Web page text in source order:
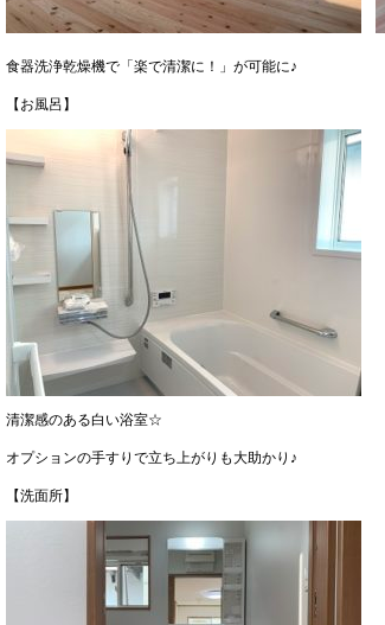
食器洗浄乾燥機で「楽で清潔に！」が可能に♪
【お風呂】
清潔感のある白い浴室☆
オプションの手すりで立ち上がりも大助かり♪
【洗面所】